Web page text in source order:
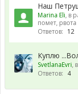
Наш
Marina Eli, в
помет,
Ответов: 12
Куплю
SvetlanaEvri,
Ответов: 4